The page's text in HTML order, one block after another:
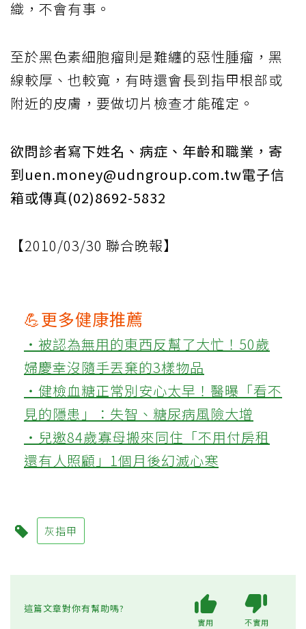
織，不會有事。
至於黑色素細胞瘤則是難纏的惡性腫瘤，黑
線較厚、也較寬，有時還會長到指甲根部或
附近的皮膚，要做切片檢查才能確定。
欲問診者寫下姓名、病症、年齡和職業，寄
到uen.money@udngroup.com.tw電子信
箱或傳真(02)8692-5832
【2010/03/30 聯合晚報】
💪更多健康推薦
‧被認為無用的東西反幫了大忙！50歲
婦慶幸沒隨手丟棄的3樣物品
‧健檢血糖正常別安心太早！醫曝「看不
見的隱患」：失智、糖尿病風險大增
‧兒邀84歲寡母搬來同住「不用付房租
還有人照顧」1個月後幻滅心寒
灰指甲
這篇文章對你有幫助嗎?
實用 不實用